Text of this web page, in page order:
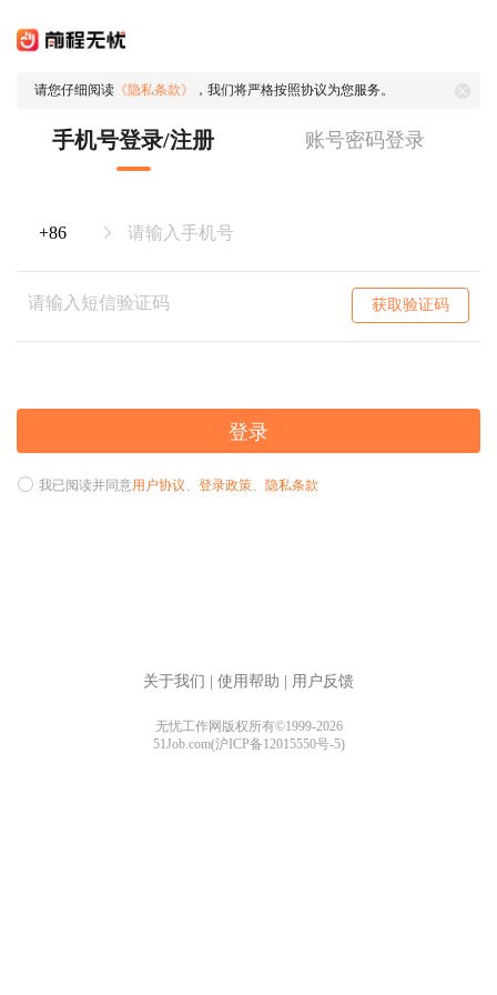
请您仔细阅读 《隐私条款》 ，我们将严格按照协议为您服务。
手机号登录/注册 账号密码登录
获取验证码
登录
我已阅读并同意用户协议、 登录政策、 隐私条款
关于我们 使用帮助 用户反馈
无忧工作网版权所有©1999-2026
51Job.com(沪ICP备12015550号-5)